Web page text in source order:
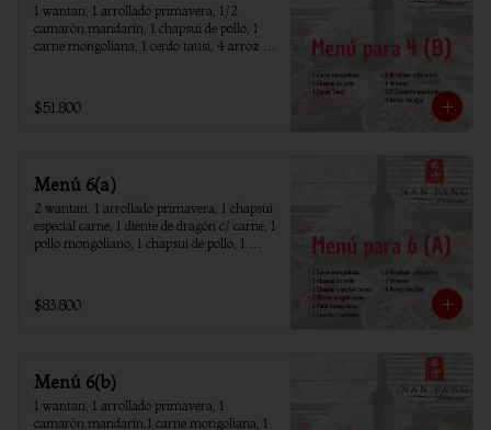
1 wantan, 1 arrollado primavera, 1/2
camarón mandarín, 1 chapsui de pollo, 1
carne mongoliana, 1 cerdo tausi, 4 arroz
$51.800
Menú 6(a)
2 wantan, 1 arrollado primavera, 1 chapsui
especial carne, 1 diente de dragón c/ carne, 1
pollo mongoliano, 1 chapsui de pollo, 1
$83.800
Menú 6(b)
1 wantan, 1 arrollado primavera, 1
camarón mandarín,1 carne mongoliana, 1